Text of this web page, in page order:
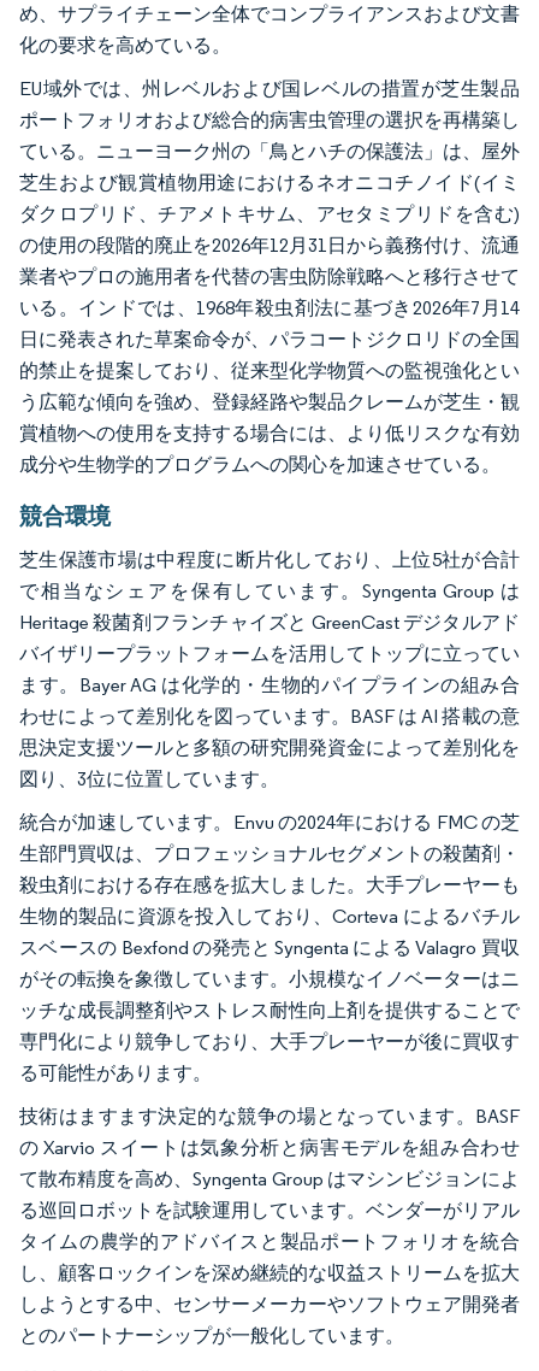
め、サプライチェーン全体でコンプライアンスおよび文書
化の要求を高めている。
EU域外では、州レベルおよび国レベルの措置が芝生製品
ポートフォリオおよび総合的病害虫管理の選択を再構築し
ている。ニューヨーク州の「鳥とハチの保護法」は、屋外
芝生および観賞植物用途におけるネオニコチノイド(イミ
ダクロプリド、チアメトキサム、アセタミプリドを含む)
の使用の段階的廃止を2026年12月31日から義務付け、流通
業者やプロの施用者を代替の害虫防除戦略へと移行させて
いる。インドでは、1968年殺虫剤法に基づき2026年7月14
日に発表された草案命令が、パラコートジクロリドの全国
的禁止を提案しており、従来型化学物質への監視強化とい
う広範な傾向を強め、登録経路や製品クレームが芝生・観
賞植物への使用を支持する場合には、より低リスクな有効
成分や生物学的プログラムへの関心を加速させている。
競合環境
芝生保護市場は中程度に断片化しており、上位5社が合計
で相当なシェアを保有しています。Syngenta Group は
Heritage 殺菌剤フランチャイズと GreenCast デジタルアド
バイザリープラットフォームを活用してトップに立ってい
ます。Bayer AG は化学的・生物的パイプラインの組み合
わせによって差別化を図っています。BASF は AI 搭載の意
思決定支援ツールと多額の研究開発資金によって差別化を
図り、3位に位置しています。
統合が加速しています。Envu の2024年における FMC の芝
生部門買収は、プロフェッショナルセグメントの殺菌剤・
殺虫剤における存在感を拡大しました。大手プレーヤーも
生物的製品に資源を投入しており、Corteva によるバチル
スベースの Bexfond の発売と Syngenta による Valagro 買収
がその転換を象徴しています。小規模なイノベーターはニ
ッチな成長調整剤やストレス耐性向上剤を提供することで
専門化により競争しており、大手プレーヤーが後に買収す
る可能性があります。
技術はますます決定的な競争の場となっています。BASF
の Xarvio スイートは気象分析と病害モデルを組み合わせ
て散布精度を高め、Syngenta Group はマシンビジョンによ
る巡回ロボットを試験運用しています。ベンダーがリアル
タイムの農学的アドバイスと製品ポートフォリオを統合
し、顧客ロックインを深め継続的な収益ストリームを拡大
しようとする中、センサーメーカーやソフトウェア開発者
とのパートナーシップが一般化しています。